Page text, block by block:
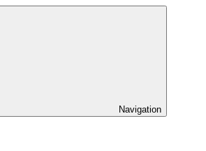
Navigation